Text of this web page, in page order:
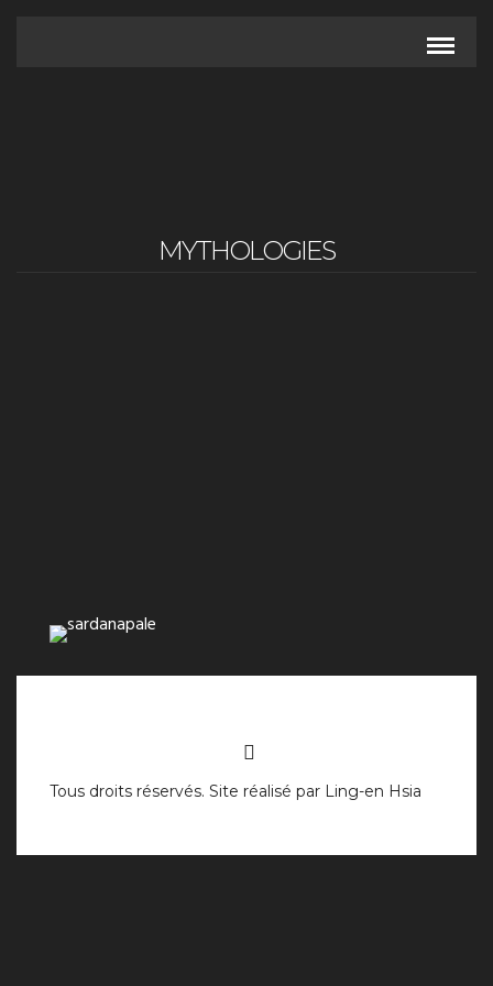
MYTHOLOGIES
Tous droits réservés. Site réalisé par Ling-en Hsia